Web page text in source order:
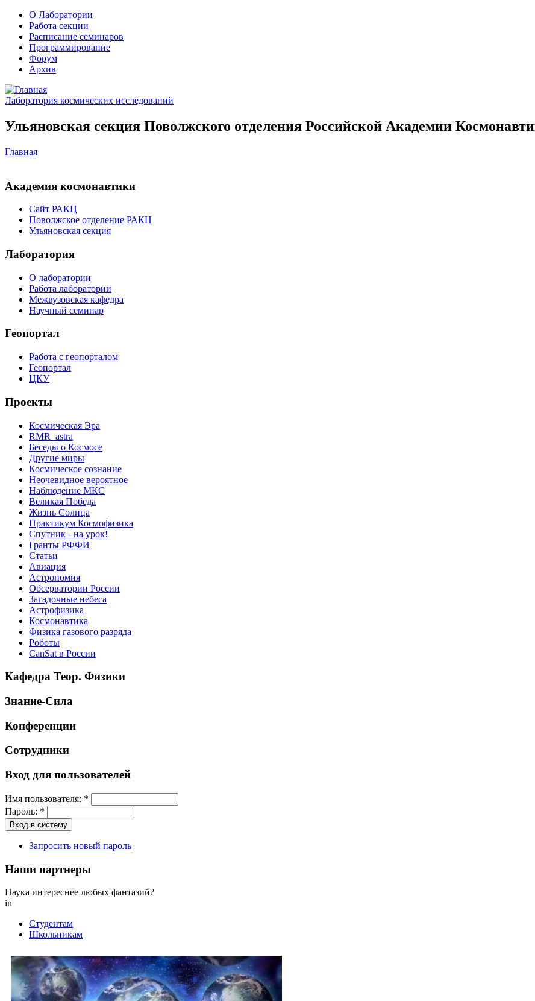
О Лаборатории
Работа секции
Расписание семинаров
Программирование
Форум
Архив
Лаборатория космических исследований
Ульяновская секция Поволжского отделения Российской Академии
Главная
Академия космонавтики
Сайт РАКЦ
Поволжское отделение РАКЦ
Ульяновская секция
Лаборатория
О лаборатории
Работа лаборатории
Межвузовская кафедра
Научный семинар
Геопортал
Работа с геопорталом
Геопортал
ЦКУ
Проекты
Космическая Эра
RMR_astra
Беседы о Космосе
Другие миры
Космическое сознание
Неочевидное вероятное
Наблюдение МКС
Великая Победа
Жизнь Солнца
Практикум Космофизика
Спутник - на урок!
Гранты РФФИ
Статьи
Авиация
Астрономия
Обсерватории России
Загадочные небеса
Астрофизика
Космонавтика
Физика газового разряда
Роботы
CanSat в России
Кафедра Теор. Физики
Знание-Сила
Конференции
Сотрудники
Вход для пользователей
Имя пользователя: *
Пароль: *
Запросить новый пароль
Наши партнеры
Наука интереснее любых фантазий?
in
Студентам
Школьникам